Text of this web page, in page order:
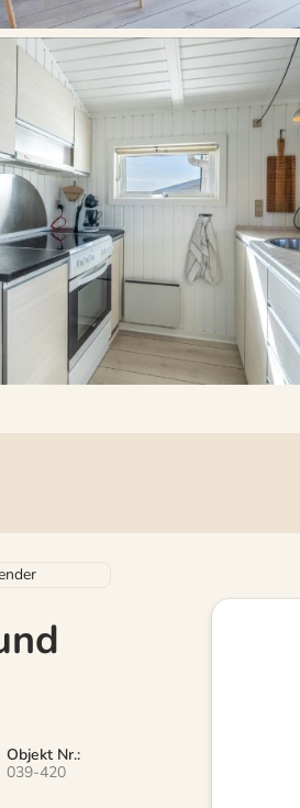
Objekt Nr.:
039-420